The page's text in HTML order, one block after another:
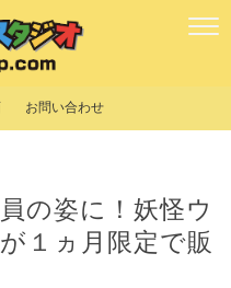
お問い合わせ
の姿に！妖怪ウ
１ヵ月限定で販